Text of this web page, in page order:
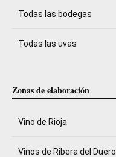
Todas las bodegas
Todas las uvas
Zonas de elaboración
Vino de Rioja
Vinos de Ribera del Duero